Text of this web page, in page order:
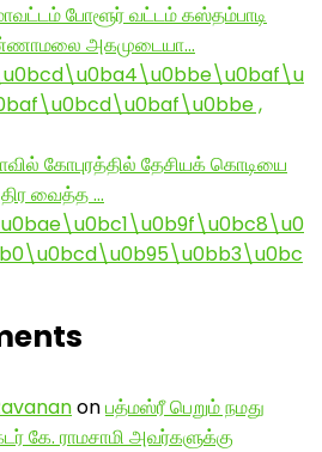
போளூர் வட்டம் கஸ்தம்பாடி
அகமுடையா…
,
கோபுரத்தில் தேசியக் கொடியை
வைத்த …
onபத்மஸ்ரீ பெறும் நமது
கே. ராமசாமி அவர்களுக்கு